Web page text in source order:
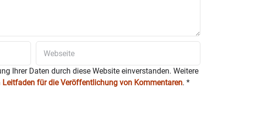
Ihrer Daten durch diese Website einverstanden. Weitere
Leitfaden für die Veröffentlichung von Kommentaren. *